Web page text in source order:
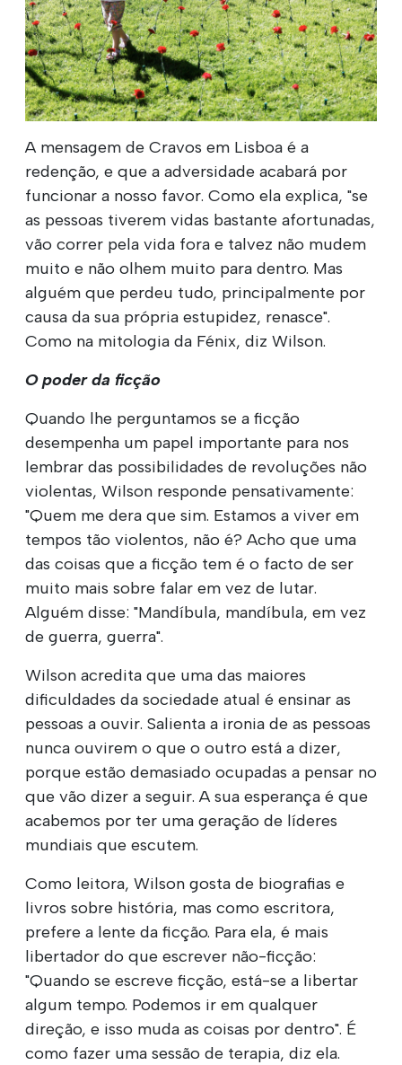
A mensagem de Cravos em Lisboa é a
redenção, e que a adversidade acabará por
funcionar a nosso favor. Como ela explica, "se
as pessoas tiverem vidas bastante afortunadas,
vão correr pela vida fora e talvez não mudem
muito e não olhem muito para dentro. Mas
alguém que perdeu tudo, principalmente por
causa da sua própria estupidez, renasce".
Como na mitologia da Fénix, diz Wilson.
O poder da ficção
Quando lhe perguntamos se a ficção
desempenha um papel importante para nos
lembrar das possibilidades de revoluções não
violentas, Wilson responde pensativamente:
"Quem me dera que sim. Estamos a viver em
tempos tão violentos, não é? Acho que uma
das coisas que a ficção tem é o facto de ser
muito mais sobre falar em vez de lutar.
Alguém disse: "Mandíbula, mandíbula, em vez
de guerra, guerra".
Wilson acredita que uma das maiores
dificuldades da sociedade atual é ensinar as
pessoas a ouvir. Salienta a ironia de as pessoas
nunca ouvirem o que o outro está a dizer,
porque estão demasiado ocupadas a pensar no
que vão dizer a seguir. A sua esperança é que
acabemos por ter uma geração de líderes
mundiais que escutem.
Como leitora, Wilson gosta de biografias e
livros sobre história, mas como escritora,
prefere a lente da ficção. Para ela, é mais
libertador do que escrever não-ficção:
"Quando se escreve ficção, está-se a libertar
algum tempo. Podemos ir em qualquer
direção, e isso muda as coisas por dentro". É
como fazer uma sessão de terapia, diz ela.